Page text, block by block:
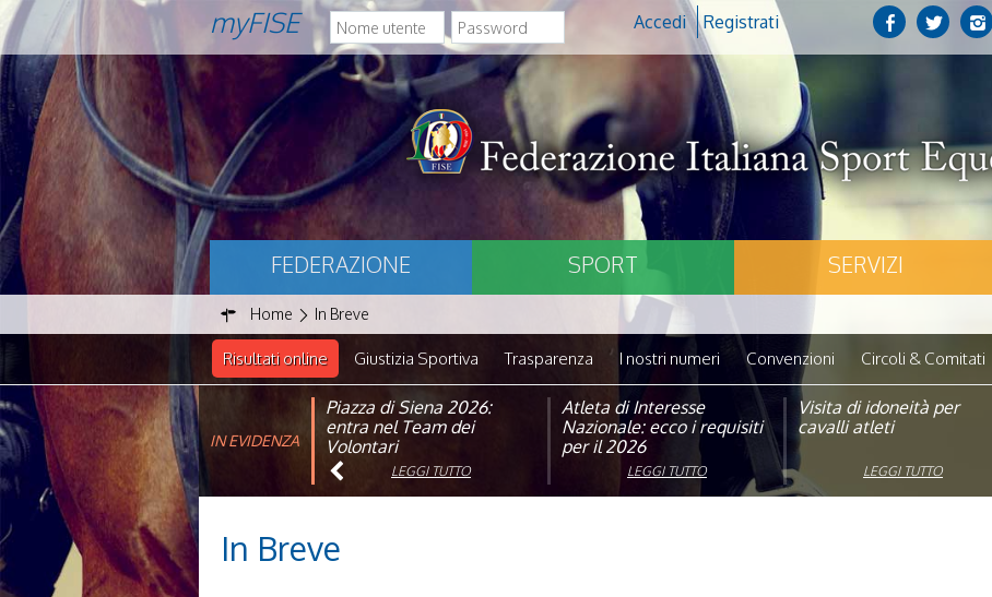
myFISE Accedi Registrati
FEDERAZIONE SPORT SERVIZI
Home In Breve
Risultati online Giustizia Sportiva Trasparenza I nostri numeri Convenzioni Circoli & Comitati
IN EVIDENZA
Piazza di Siena 2026:
entra nel Team dei
Volontari
LEGGI TUTTO
Atleta di Interesse
Nazionale: ecco i requisiti
per il 2026
LEGGI TUTTO
Visita di idoneità per
cavalli atleti
LEGGI TUTTO
FISE: aperta la Campagna
affiliazione 2026
LEGGI TUTTO
Natale con la FISE: al via
la nona edizione
dell’iniziativa solidale della
Federazione Italiana Sport
Equestri
LEGGI TUTTO
Studente Atleta di alto
livello: pubblicato il bando
per l’anno scolastico
2025/2026LEGGI TUTTO
In Breve